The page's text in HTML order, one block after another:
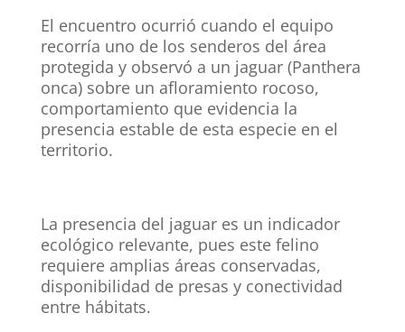
El encuentro ocurrió cuando el equipo
recorría uno de los senderos del área
protegida y observó a un jaguar (Panthera
onca) sobre un afloramiento rocoso,
comportamiento que evidencia la
presencia estable de esta especie en el
territorio.
La presencia del jaguar es un indicador
ecológico relevante, pues este felino
requiere amplias áreas conservadas,
disponibilidad de presas y conectividad
entre hábitats.